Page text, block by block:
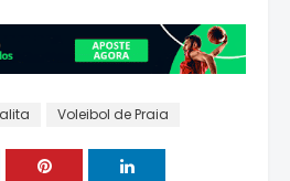
Voleibol de Praia